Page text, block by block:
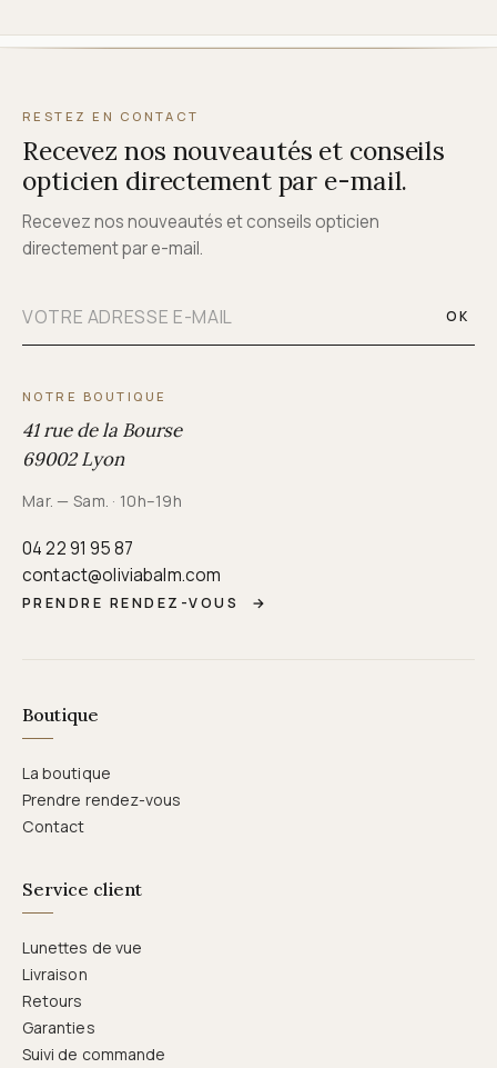
RESTEZ EN CONTACT
Recevez nos nouveautés et conseils
opticien directement par e-mail.
Recevez nos nouveautés et conseils opticien
directement par e-mail.
OK
NOTRE BOUTIQUE
41 rue de la Bourse
69002 Lyon
Mar. — Sam. · 10h–19h
04 22 91 95 87
contact@oliviabalm.com
PRENDRE RENDEZ-VOUS →
Boutique
La boutique
Prendre rendez-vous
Contact
Service client
Lunettes de vue
Livraison
Retours
Garanties
Suivi de commande